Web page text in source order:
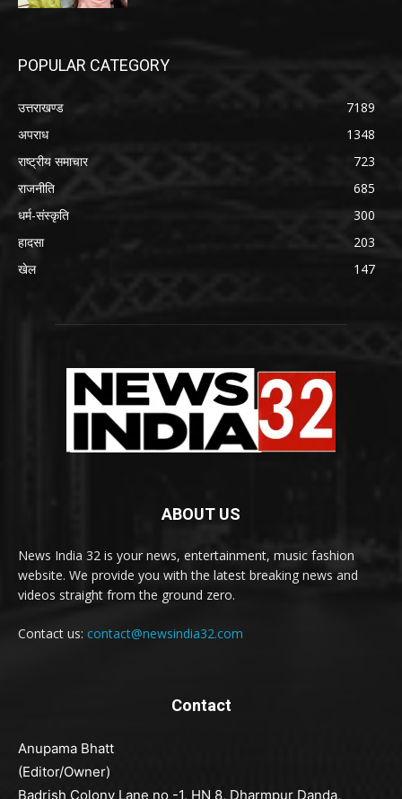
POPULAR CATEGORY
उत्तराखण्ड
7189
अपराध
1348
राष्ट्रीय समाचार
723
राजनीति
685
धर्म-संस्कृति
300
हादसा
203
खेल
147
ABOUT US
News India 32 is your news, entertainment, music fashion
website. We provide you with the latest breaking news and
videos straight from the ground zero.
Contact us: contact@newsindia32.com
Contact
Anupama Bhatt
(Editor/Owner)
Badrish Colony Lane no -1, HN 8, Dharmpur Danda,